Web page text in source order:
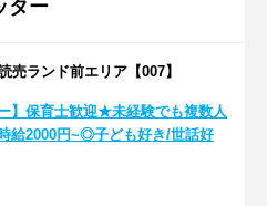
ター
ランド前エリア【007】
ー】保育士歓迎★未経験でも複数人
給2000円~◎子ども好き/世話好